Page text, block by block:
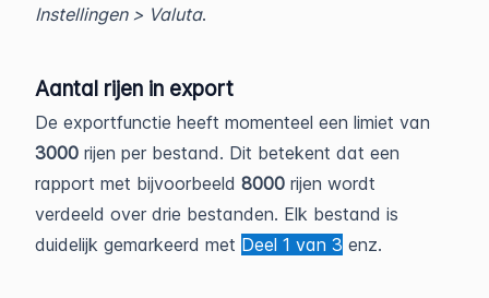
Instellingen > Valuta.
Aantal rijen in export
De exportfunctie heeft momenteel een limiet van
3000 rijen per bestand. Dit betekent dat een
rapport met bijvoorbeeld 8000 rijen wordt
verdeeld over drie bestanden. Elk bestand is
duidelijk gemarkeerd met Deel 1 van 3 enz.